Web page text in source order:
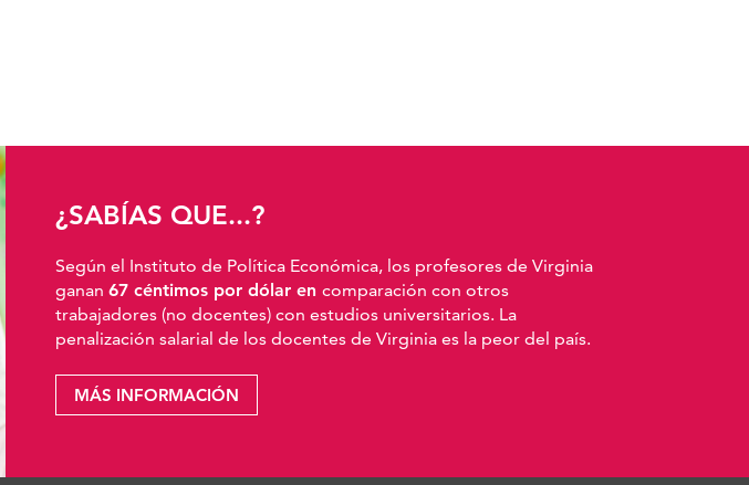
¿SABÍAS QUE...?
Según el Instituto de Política Económica, los profesores de Virginia
ganan 67 céntimos por dólar en comparación con otros
trabajadores (no docentes) con estudios universitarios. La
penalización salarial de los docentes de Virginia es la peor del país.
MÁS INFORMACIÓN